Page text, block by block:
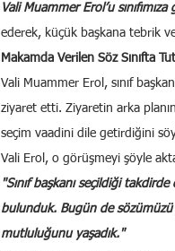
Vali Muammer Erol’u
ederek, küçük başkana tebrik
Makamda Verilen Söz Sınıfta
Vali Muammer Erol, sınıf
ziyaret etti. Ziyaretin arka
seçim vaadini dile getirdiğini
Vali Erol, o görüşmeyi şöyle
"Sınıf başkanı seçildiği
bulunduk. Bugün de sözümüzü
mutluluğunu yaşadık."